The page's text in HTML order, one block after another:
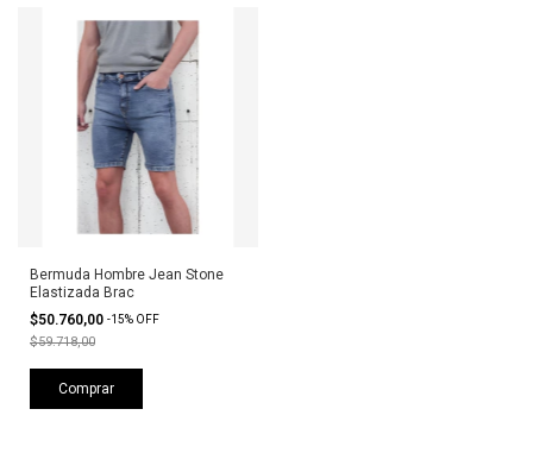
Bermuda Hombre Jean Stone
Elastizada Brac
$50.760,00 -15% OFF
$59.718,00
Comprar